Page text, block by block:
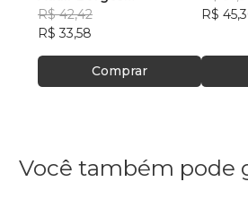
Damasceno
R$ 42,42
R$ 33,58
Comprar
R$
Você também pode